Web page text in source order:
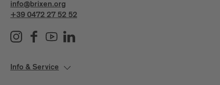
info@brixen.org
+39 0472 27 52 52
Info & Service